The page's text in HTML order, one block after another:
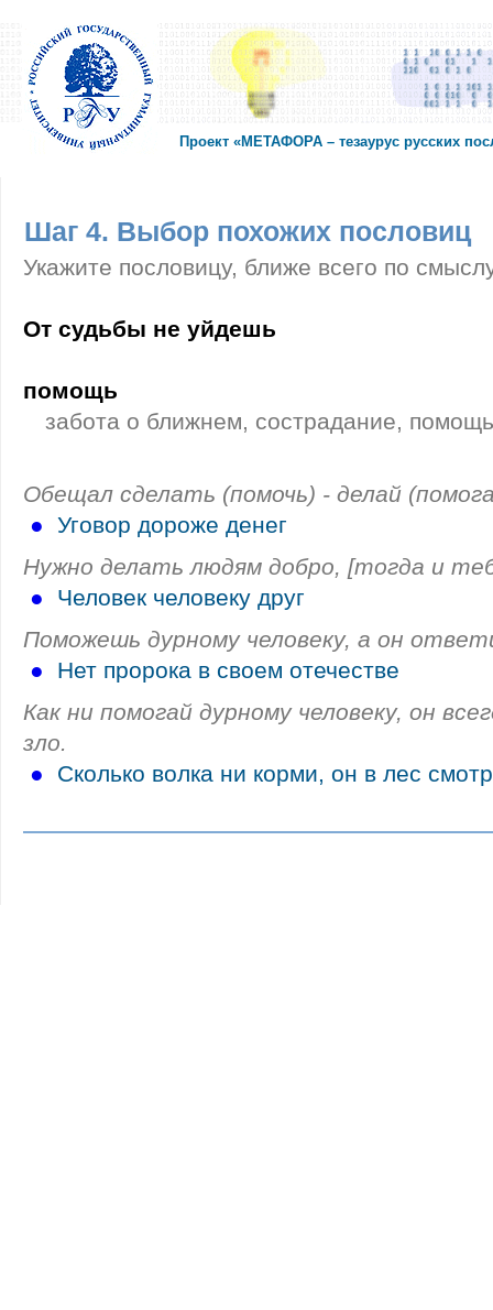
Проект «МЕТАФОРА – тезаурус русских
Шаг 4. Выбор похожих пословиц
Укажите пословицу, ближе всего по
От судьбы не уйдешь
помощь
забота о ближнем, сострадание,
Обещал сделать (помочь) - делай
●
Уговор дороже денег
Нужно делать людям добро, [тогда и
●
Человек человеку друг
Поможешь дурному человеку, а он
●
Нет пророка в своем отечестве
Как ни помогай дурному человеку, он
зло.
●
Сколько волка ни корми, он в лес